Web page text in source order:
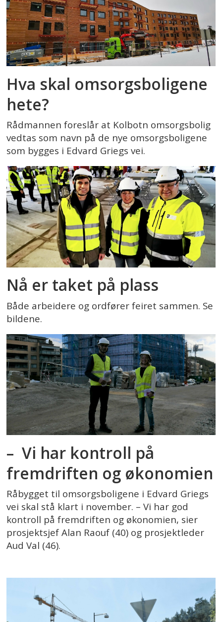
Hva skal omsorgsboligene
hete?
Rådmannen foreslår at Kolbotn omsorgsbolig
vedtas som navn på de nye omsorgsboligene
som bygges i Edvard Griegs vei.
Nå er taket på plass
Både arbeidere og ordfører feiret sammen. Se
bildene.
– Vi har kontroll på
fremdriften og økonomien
Råbygget til omsorgsboligene i Edvard Griegs
vei skal stå klart i november. – Vi har god
kontroll på fremdriften og økonomien, sier
prosjektsjef Alan Raouf (40) og prosjektleder
Aud Val (46).